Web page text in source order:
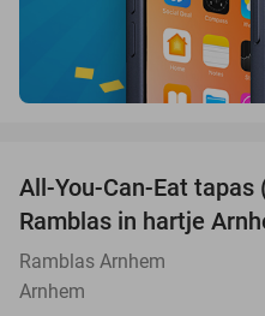
All-You-Can-Eat tapas
Ramblas in hartje
Ramblas Arnhem
Arnhem